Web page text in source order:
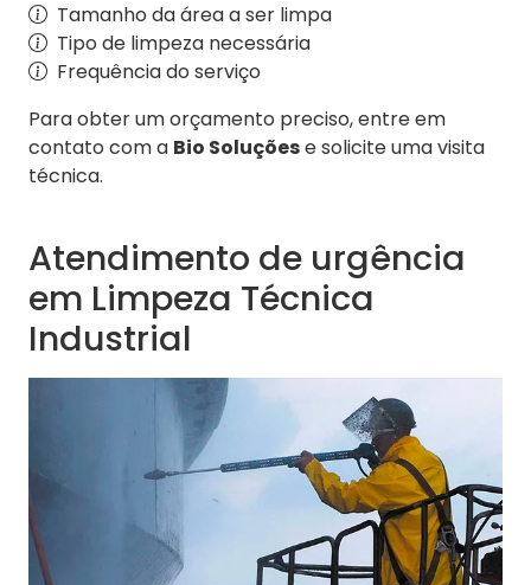
Tamanho da área a ser limpa
Tipo de limpeza necessária
Frequência do serviço
Para obter um orçamento preciso, entre em
contato com a Bio Soluçõese solicite uma visita
técnica.
Atendimento de urgência
em Limpeza Técnica
Industrial